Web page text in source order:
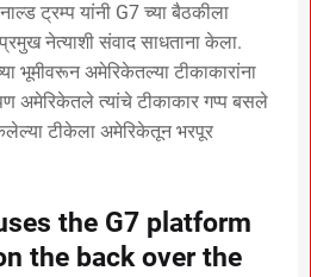
ट्रम्प यांनी G7 च्या बैठकीला
नेत्याशी संवाद साधताना केला.
भूमीवरून अमेरिकेतल्या टीकाकारांना
अमेरिकेतले त्यांचे टीकाकार गप्प बसले
टीकेला अमेरिकेतून भरपूर
the G7 platform
the back over the